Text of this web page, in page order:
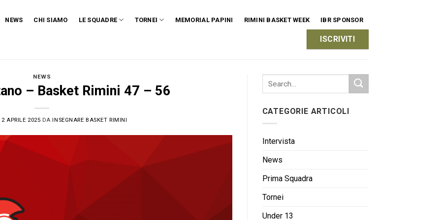
NEWS CHI SIAMO LE SQUADRE TORNEI MEMORIAL PAPINI RIMINI BASKET WEEK IBR SPONSOR
ISCRIVITI
NEWS
– Basket Rimini 47 – 56
2 APRILE 2025 DAINSEGNARE BASKET RIMINI
CATEGORIE ARTICOLI
Intervista
News
Prima Squadra
Tornei
Under 13